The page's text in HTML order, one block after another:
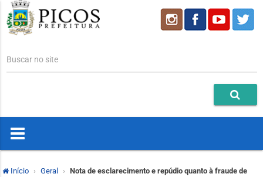
Buscar no site
Início Geral
Nota de esclarecimento e repúdio quanto à fraude de